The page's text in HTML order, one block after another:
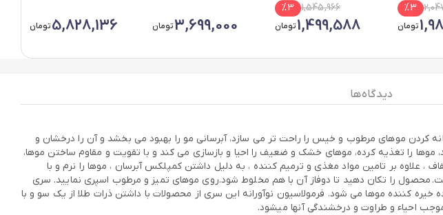
%3
تومان
1,545,966
%3
1,499,588تومان 3,699,000تومان 5,828,136تومان
دیدگاه ها
کردن موهای مرطوب و خیس را راحت تر می سازد، آبرسانی مو را بهبود می بخشد و آن را درخشان و
موها را تغذیه کرده، موهای خشک و ضعیف را احیا و بازسازی می کند و با تقویت و مقاوم ساختن موها،
بر تامین مواد مغذی و ترمیم کننده ، به دلیل داشتن کمپلکس آبرسان ، موها را نرم و با
محصول را تکان دهید تا دوفاز آن با هم مخلوط شود.روی موهای تمیز و مرطوب اسپری نمایید. سری
درخشندگی فوق العاده خیره کننده موها می شود. فرمولاسیون نوآورانه این سری از محصولات با داشتن ذرات طلا از یک سو و با
احیاء و طراوت و درخشندگی آنها میشود.